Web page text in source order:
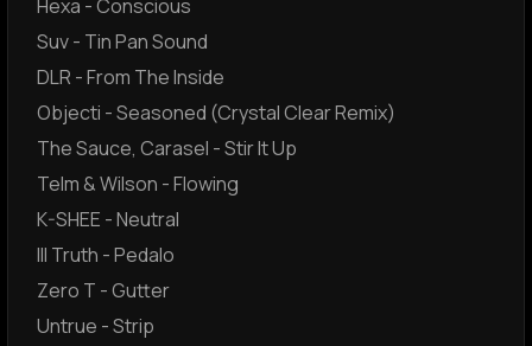
Hexa - Conscious
Suv - Tin Pan Sound
DLR - From The Inside
Objecti - Seasoned (Crystal Clear Remix)
The Sauce, Carasel - Stir It Up
Telm & Wilson - Flowing
K-SHEE - Neutral
Ill Truth - Pedalo
Zero T - Gutter
Untrue - Strip